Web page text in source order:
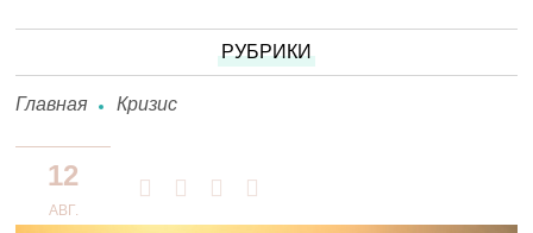
РУБРИКИ
Главная Кризис
12
АВГ.